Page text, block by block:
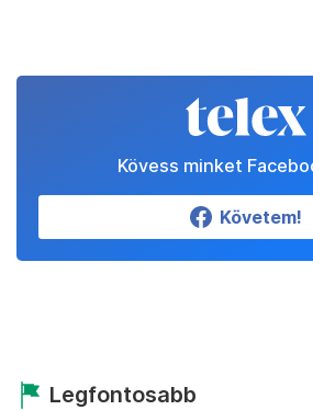
Kövess minket
Követem!
Legfontosabb